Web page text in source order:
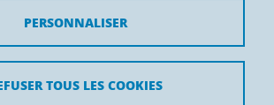
TOUS LES COOKIES
PERSONNALISER